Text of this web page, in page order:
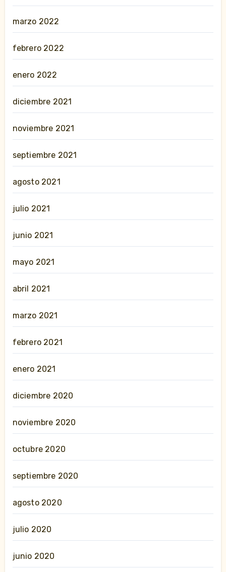
marzo 2022
febrero 2022
enero 2022
diciembre 2021
noviembre 2021
septiembre 2021
agosto 2021
julio 2021
junio 2021
mayo 2021
abril 2021
marzo 2021
febrero 2021
enero 2021
diciembre 2020
noviembre 2020
octubre 2020
septiembre 2020
agosto 2020
julio 2020
junio 2020